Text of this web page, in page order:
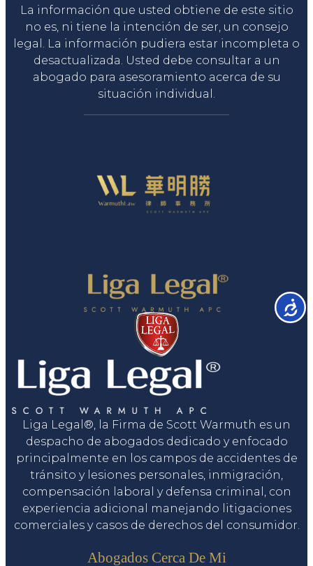
La información que usted obtiene de este sitio
no es, ni tiene la intención de ser, un consejo
legal. La información pudiera estar incompleta o
desactualizada. Usted debe consultar a un
abogado para asesoramiento acerca de su
situación individual.
Liga Legal®, la Firma de Scott Warmuth es un
despacho de abogados dedicado y enfocado
principalmente en los campos de accidentes de
tránsito y lesiones personales, inmigración,
compensación laboral y defensa criminal, con
experiencia adicional manejando litigaciones
comerciales y casos de derechos del consumidor.
Abogados Cerca De Mi